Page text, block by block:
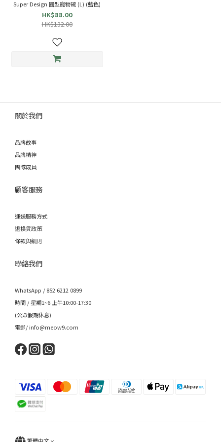
Super Design 圓型寵物碗 (L) (藍色)
HK$88.00
HK$132.00
關於我們
品牌故事
品牌精神
團隊成員
顧客服務
運送服務方式
退換貨政策
條款與細則
聯絡我們
WhatsApp / 852 6212 0899
時間 / 星期1~6 上午10:00-17:30
(公眾假期休息)
電郵/ info@meow9.com